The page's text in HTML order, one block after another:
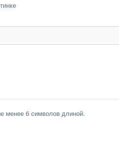
менее 6 символов длиной.